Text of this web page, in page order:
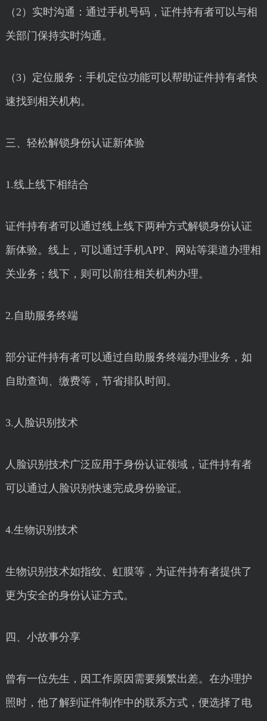
（2）实时沟通：通过手机号码，证件持有者可以与相
关部门保持实时沟通。
（3）定位服务：手机定位功能可以帮助证件持有者快
速找到相关机构。
三、轻松解锁身份认证新体验
1.线上线下相结合
证件持有者可以通过线上线下两种方式解锁身份认证
新体验。线上，可以通过手机APP、网站等渠道办理相
关业务；线下，则可以前往相关机构办理。
2.自助服务终端
部分证件持有者可以通过自助服务终端办理业务，如
自助查询、缴费等，节省排队时间。
3.人脸识别技术
人脸识别技术广泛应用于身份认证领域，证件持有者
可以通过人脸识别快速完成身份验证。
4.生物识别技术
生物识别技术如指纹、虹膜等，为证件持有者提供了
更为安全的身份认证方式。
四、小故事分享
曾有一位先生，因工作原因需要频繁出差。在办理护
照时，他了解到证件制作中的联系方式，便选择了电